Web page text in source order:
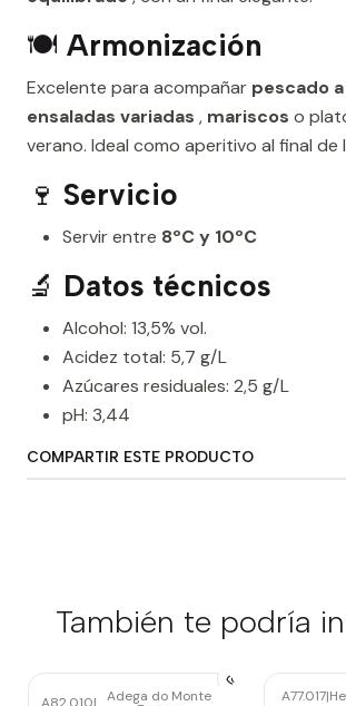
🍽️ Armonización
Excelente para acompañar pescado
ensaladas variadas , mariscos o
verano. Ideal como aperitivo al final de
🍷 Servicio
Servir entre 8ºC y 10ºC
🔬 Datos técnicos
Alcohol: 13,5% vol.
Acidez total: 5,7 g/L
Azúcares residuales: 2,5 g/L
pH: 3,44
COMPARTIR ESTE PRODUCTO
También te podría
Adega do Monte A77.017|